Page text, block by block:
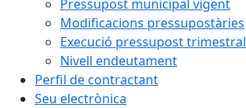
Pressupost municipal vigent
Modificacions pressupostàries
Execució pressupost trimestral
Nivell endeutament
Perfil de contractant
Seu electrònica